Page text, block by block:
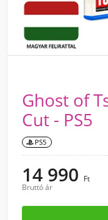
Ghost of
Cut - PS5
PS5
14 990 Ft
Bruttó ár